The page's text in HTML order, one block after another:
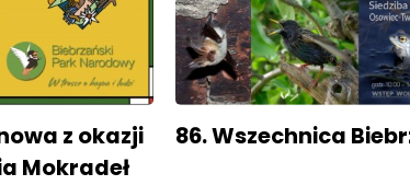
z okazji
Mokradeł
86. Wszechnica